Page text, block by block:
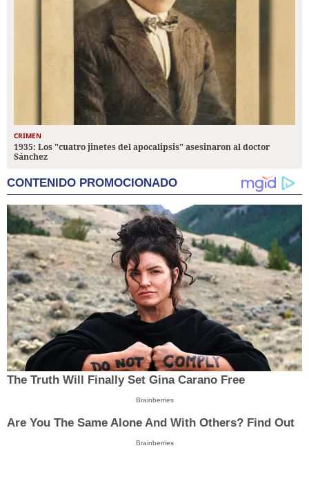
CRIMEN
1935: Los "cuatro jinetes del apocalipsis" asesinaron al doctor
Sánchez
CONTENIDO PROMOCIONADO
The Truth Will Finally Set Gina Carano Free
Brainberries
Are You The Same Alone And With Others? Find Out
Brainberries